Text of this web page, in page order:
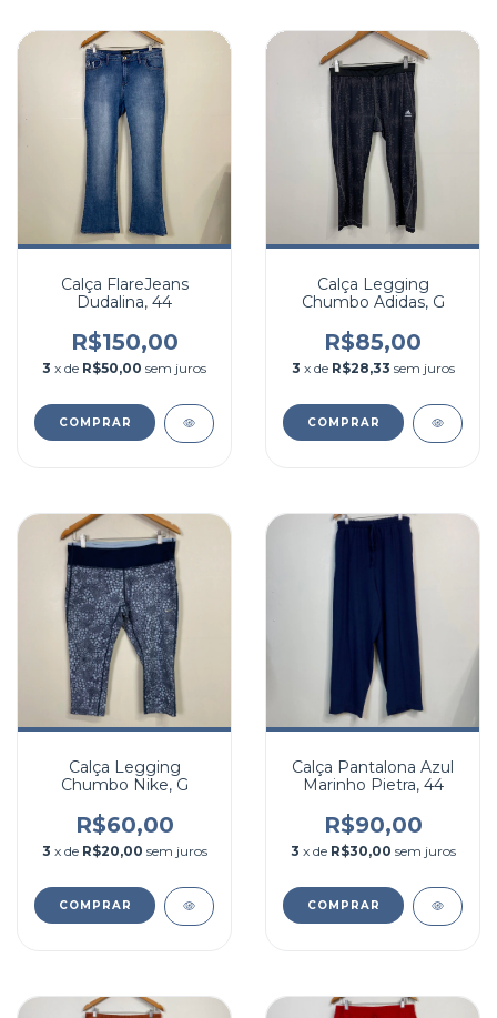
Calça FlareJeans
Dudalina, 44
R$150,00
3 x de R$50,00 sem juros
COMPRAR
Calça Legging
Chumbo Adidas, G
R$85,00
3 x de R$28,33 sem juros
COMPRAR
Calça Legging
Chumbo Nike, G
R$60,00
3 x de R$20,00 sem juros
COMPRAR
Calça Pantalona Azul
Marinho Pietra, 44
R$90,00
3 x de R$30,00 sem juros
COMPRAR